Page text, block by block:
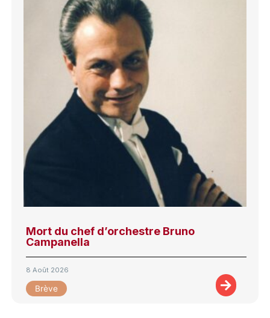
Mort du chef d’orchestre Bruno
Campanella
8 Août 2026
Brève